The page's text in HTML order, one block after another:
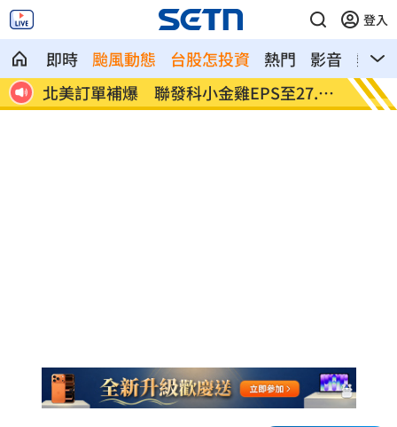
登入
即時 颱風動態 台股怎投資 熱門 影音
熱搜
來
北美訂單補爆 聯發科小金雞EPS至27.12
元
AI和